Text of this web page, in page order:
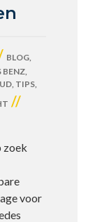
BLOG,
BENZ,
, TIPS,
//
zoek
voor